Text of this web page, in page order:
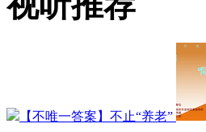
【不唯一答案】不止“养老”